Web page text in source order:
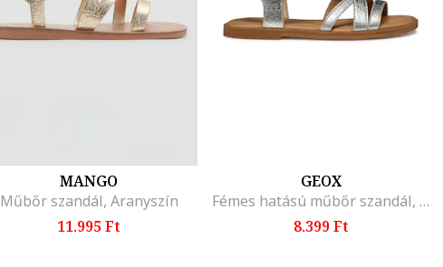
MANGO
Műbőr szandál, Aranyszín
11.995 Ft
GEOX
Fémes hatású műbőr szandál, Ezüstszín
8.399 Ft